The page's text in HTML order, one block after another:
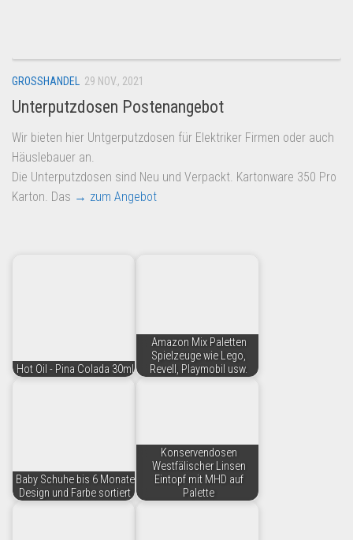
Amazon
Aldi
Lidl
Kostenlos verkaufen
Anmelden
GROSSHANDEL 29 NOV., 2021
Unterputzdosen Postenangebot
Wir bieten hier Untgerputzdosen für Elektriker Firmen oder auch
Häuslebauer an.
Die Unterputzdosen sind Neu und Verpackt. Kartonware 350 Pro
Karton. Das → zum Angebot
Hot Oil - Pina Colada 30ml
Amazon Mix Paletten
Spielzeuge wie Lego,
Revell, Playmobil usw.
Baby Schuhe bis 6 Monate
Design und Farbe sortiert
Konservendosen
Westfälischer Linsen
Eintopf mit MHD auf
Palette